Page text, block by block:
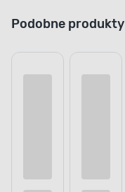
Podobne produkty